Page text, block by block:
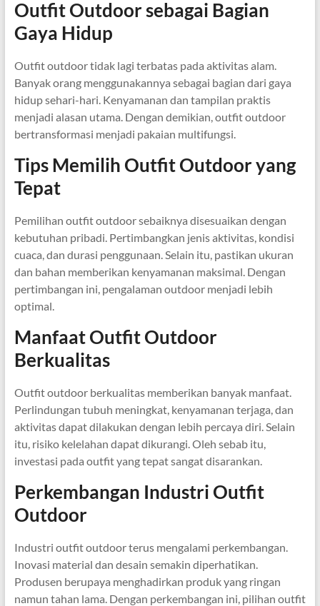
Outfit Outdoor sebagai Bagian
Gaya Hidup
Outfit outdoor tidak lagi terbatas pada aktivitas alam.
Banyak orang menggunakannya sebagai bagian dari gaya
hidup sehari-hari. Kenyamanan dan tampilan praktis
menjadi alasan utama. Dengan demikian, outfit outdoor
bertransformasi menjadi pakaian multifungsi.
Tips Memilih Outfit Outdoor yang
Tepat
Pemilihan outfit outdoor sebaiknya disesuaikan dengan
kebutuhan pribadi. Pertimbangkan jenis aktivitas, kondisi
cuaca, dan durasi penggunaan. Selain itu, pastikan ukuran
dan bahan memberikan kenyamanan maksimal. Dengan
pertimbangan ini, pengalaman outdoor menjadi lebih
optimal.
Manfaat Outfit Outdoor
Berkualitas
Outfit outdoor berkualitas memberikan banyak manfaat.
Perlindungan tubuh meningkat, kenyamanan terjaga, dan
aktivitas dapat dilakukan dengan lebih percaya diri. Selain
itu, risiko kelelahan dapat dikurangi. Oleh sebab itu,
investasi pada outfit yang tepat sangat disarankan.
Perkembangan Industri Outfit
Outdoor
Industri outfit outdoor terus mengalami perkembangan.
Inovasi material dan desain semakin diperhatikan.
Produsen berupaya menghadirkan produk yang ringan
namun tahan lama. Dengan perkembangan ini, pilihan outfit